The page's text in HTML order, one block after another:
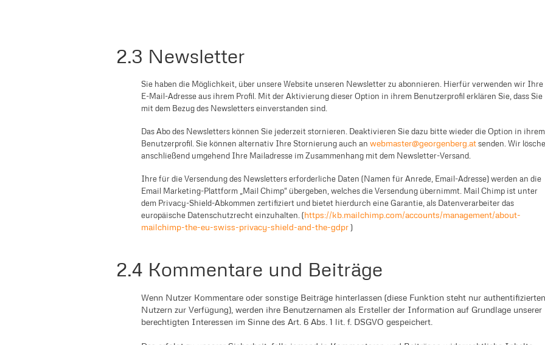
2.3 Newsletter
Sie haben die Möglichkeit, über unsere Website unseren Newsletter zu abonnieren. Hierfür verwenden wir Ihre
E-Mail-Adresse aus ihrem Profil. Mit der Aktivierung dieser Option in ihrem Benutzerprofil erklären Sie, dass Sie
mit dem Bezug des Newsletters einverstanden sind.
Das Abo des Newsletters können Sie jederzeit stornieren. Deaktivieren Sie dazu bitte wieder die Option in ihrem
Benutzerprofil. Sie können alternativ Ihre Stornierung auch an webmaster@georgenberg.atsenden. Wir
anschließend umgehend Ihre Mailadresse im Zusammenhang mit dem Newsletter-Versand.
Ihre für die Versendung des Newsletters erforderliche Daten (Namen für Anrede, Email-Adresse) werden an die
Email Marketing-Plattform „Mail Chimp“ übergeben, welches die Versendung übernimmt. Mail Chimp ist unter
dem Privacy-Shield-Abkommen zertifiziert und bietet hierdurch eine Garantie, als Datenverarbeiter das
europäische Datenschutzrecht einzuhalten. (https://kb.mailchimp.com/accounts/management/about-
mailchimp-the-eu-swiss-privacy-shield-and-the-gdpr)
2.4 Kommentare und Beiträge
Wenn Nutzer Kommentare oder sonstige Beiträge hinterlassen (diese Funktion steht nur authentifizierten
Nutzern zur Verfügung), werden ihre Benutzernamen als Ersteller der Information auf Grundlage unserer
berechtigten Interessen im Sinne des Art. 6 Abs. 1 lit. f. DSGVO gespeichert.